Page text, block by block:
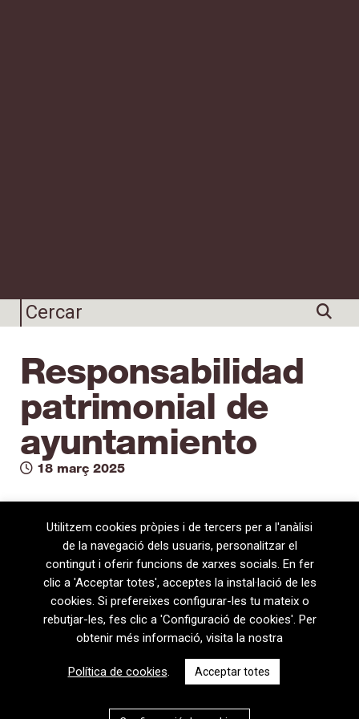
Responsabilidad
patrimonial de
ayuntamiento
18 març 2025
08720 Vilafranca del Penedès · General Prim 5, 2n · Barcelona
T+34 938 170 417 ·
+34 938 170 301
Política de privacitat|Política de cookies
Utilitzem cookies pròpies i de tercers per a l'anàlisi
de la navegació dels usuaris, personalitzar el
contingut i oferir funcions de xarxes socials. En fer
clic a 'Acceptar totes', acceptes la instal·lació de les
cookies. Si prefereixes configurar-les tu mateix o
rebutjar-les, fes clic a 'Configuració de cookies'. Per
obtenir més informació, visita la nostra
Política de cookies. Acceptar totes